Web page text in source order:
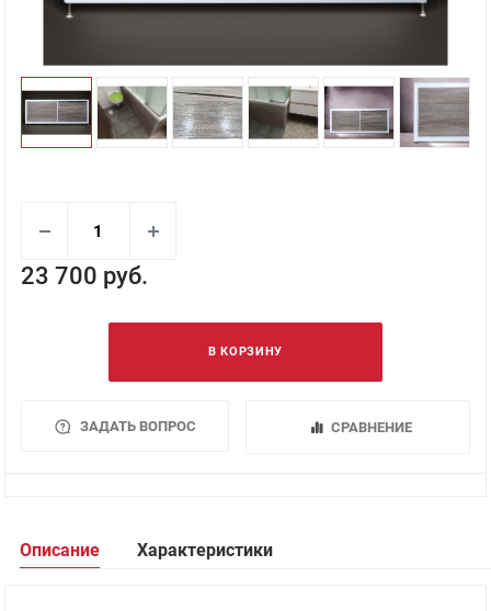
23 700 руб.
В КОРЗИНУ
ЗАДАТЬ ВОПРОС СРАВНЕНИЕ
Описание Характеристики